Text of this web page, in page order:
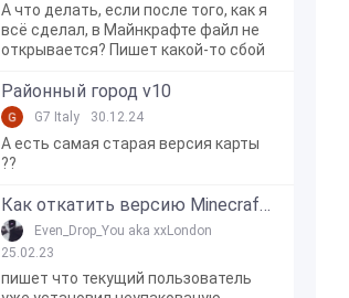
А что делать, если после того, как я
всё сделал, в Майнкрафте файл не
открывается? Пишет какой-то сбой
Районный город v10
G7 Italy 30.12.24
А есть самая старая версия карты
??
Как откатить версию Minecraft Bedrock Edition на Windows 10?
Even_Drop_You aka xxLondon
25.02.23
пишет что текущий пользователь